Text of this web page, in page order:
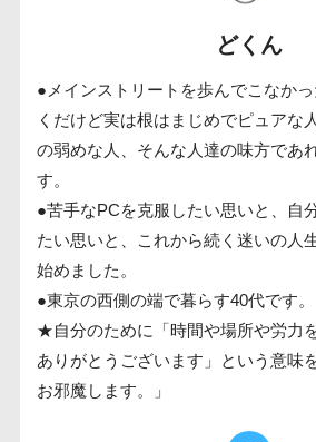
どくん
●メインストリートを歩んでこなか
くだけど実は根はまじめでピュアな
の弱めな人、そんな人達の味方であ
す。
●苦手なPCを克服したい思いと、自
たい思いと、これから続く迷いの人
始めました。
●東京の西側の端で暮らす40代です。
★自分のために「時間や場所や労力
ありがとうございます」という意味
お邪魔します。」